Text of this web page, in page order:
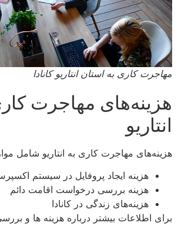
مهاجرت کاری به استان انتاریو کانادا
هزینه‌های مهاجرت
انتاریو
هزینه‌های مهاجرت کاری به انتاریو شامل
هزینه ایجاد پروفایل در سیستم
هزینه بررسی درخواست اقامت دائم
هزینه‌های زندگی در کانادا
برای اطلاعات بیشتر درباره هزینه ها و